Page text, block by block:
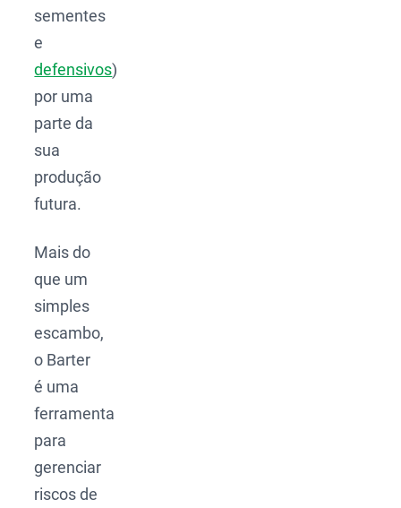
sementes
e
defensivos)
por uma
parte da
sua
produção
futura.
Mais do
que um
simples
escambo,
o Barter
é uma
ferramenta
para
gerenciar
riscos de